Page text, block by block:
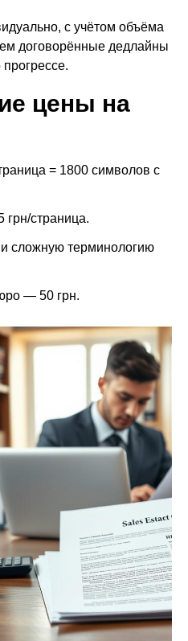
с учётом объёма
договорённые дедлайны
цены на
= 1800 символов с
грн/страница.
и сложную терминологию
— 50 грн.